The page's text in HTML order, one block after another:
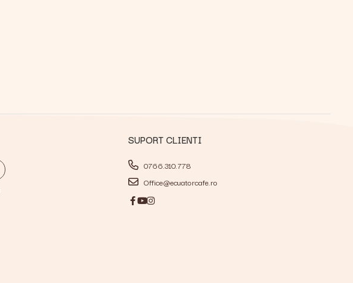
SUPORT CLIENTI
0766.310.778
Office@ecuatorcafe.ro